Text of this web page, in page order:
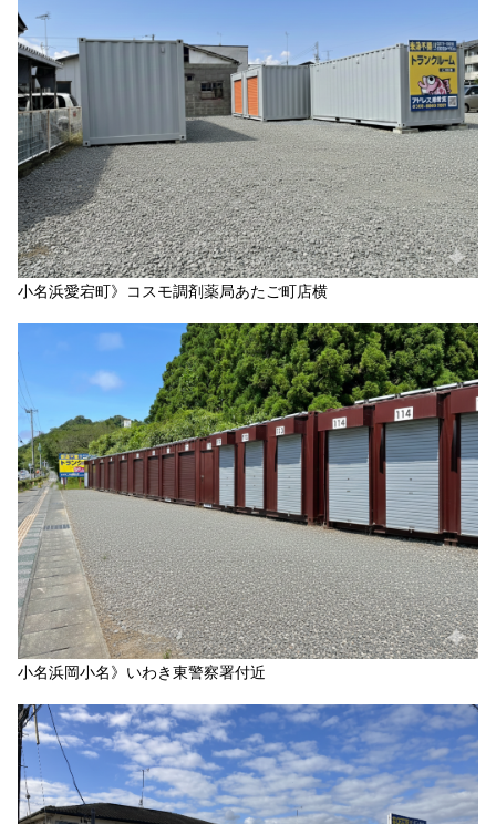
小名浜愛宕町》コスモ調剤薬局あたご町店横
小名浜岡小名》いわき東警察署付近